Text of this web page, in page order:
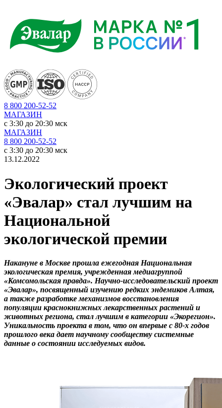
8 800 200-52-52
МАГАЗИН
c 3:30 до 20:30 мск
МАГАЗИН
8 800 200-52-52
c 3:30 до 20:30 мск
13.12.2022
Экологический проект
«Эвалар» стал лучшим на
Национальной
экологической премии
Накануне в Москве прошла ежегодная Национальная
экологическая премия, учрежденная медиагруппой
«Комсомольская правда». Научно-исследовательский проект
«Эвалар», посвященный изучению редких эндемиков Алтая,
а также разработке механизмов восстановления
популяции краснокнижных лекарственных растений и
животных региона, стал лучшим в категории «Экорегион».
Уникальность проекта в том, что он впервые с 80-х годов
прошлого века дает научному сообществу системные
данные о состоянии исследуемых видов.